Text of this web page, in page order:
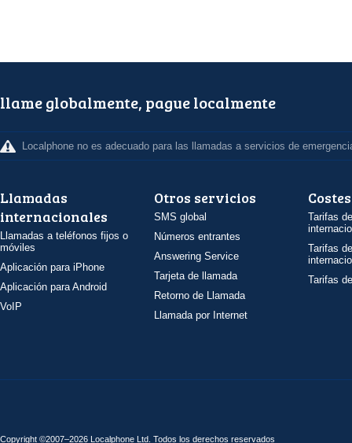
llame globalmente, pague localmente
Localphone no es adecuado para las llamadas a servicios de
Llamadas
internacionales
Llamadas a teléfonos fijos o
móviles
Aplicación para iPhone
Aplicación para Android
VoIP
Otros servicios
SMS global
Números entrantes
Answering Service
Tarjeta de llamada
Retorno de Llamada
Llamada por Internet
Costes
Tarifas
Tarifas
Tarifas
Copyright ©2007–2026 Localphone Ltd . Todos los derechos reservados